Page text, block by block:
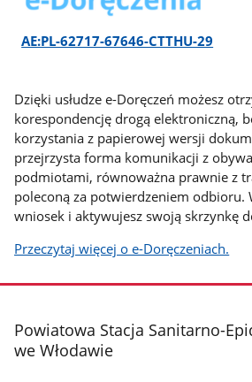
AE:PL-62717-67646-CTTHU-29
Dzięki usłudze e-Doręczeń możesz
korespondencję drogą elektroniczną,
korzystania z papierowej wersji
przejrzysta forma komunikacji z
podmiotami, równoważna prawnie z
poleconą za potwierdzeniem odbioru.
wniosek i aktywujesz swoją skrzynkę
Przeczytaj więcej o e-Doręczeniach.
stopka
Powiatowa Stacja Sanitarno-
we Włodawie